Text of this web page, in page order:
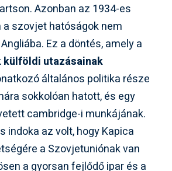
Azonban az 1934-es
szovjet hatóságok nem
Ez a döntés, amely a
utazásainak
általános politika része
sokkolóan hatott, és egy
cambridge-i munkájának.
indoka az volt, hogy Kapica
a Szovjetuniónak van
a gyorsan fejlődő ipar és a